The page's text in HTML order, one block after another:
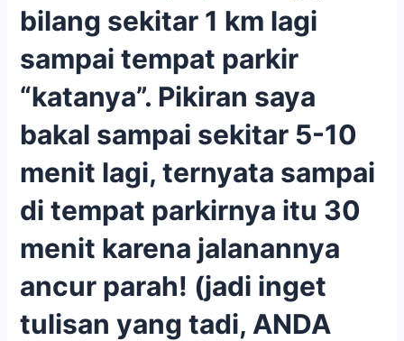
bilang sekitar 1 km lagi
sampai tempat parkir
“katanya”. Pikiran saya
bakal sampai sekitar 5-10
menit lagi, ternyata sampai
di tempat parkirnya itu 30
menit karena jalanannya
ancur parah! (jadi inget
tulisan yang tadi, ANDA